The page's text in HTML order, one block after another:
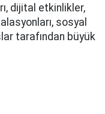
dijital etkinlikler,
sosyal
tarafından büyük